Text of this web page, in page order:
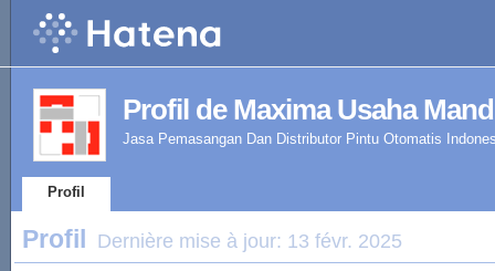
Profil de Maxima Usaha
Jasa Pemasangan Dan Distributor Pintu Otomatis
Profil
Profil Dernière mise à jour: 13 févr. 2025